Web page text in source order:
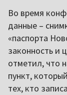
Во время
данные –
«паспорта
законность и
отметил, что
пункт,
тех, кто